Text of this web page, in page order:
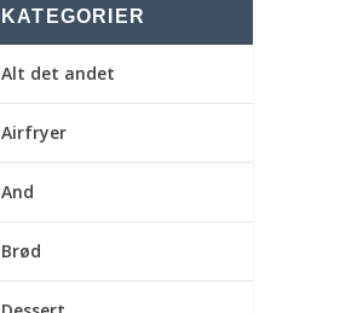
KATEGORIER
Alt det andet
Airfryer
And
Brød